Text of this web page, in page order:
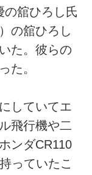
の舘ひろし氏
の舘ひろし
た。彼らの
た。
していてエ
飛行機や二
ンダCR110
っていたこ